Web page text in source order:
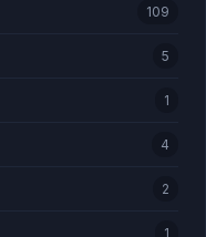
109
5
1
4
2
1